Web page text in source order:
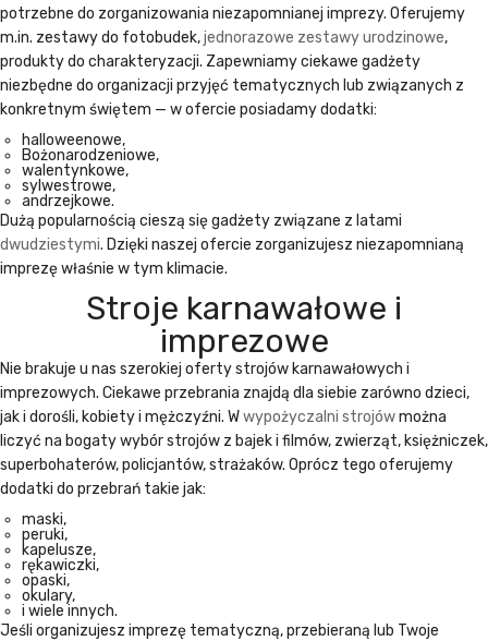
potrzebne do zorganizowania niezapomnianej imprezy. Oferujemy
m.in. zestawy do fotobudek,jednorazowe zestawy urodzinowe,
produkty do charakteryzacji. Zapewniamy ciekawe gadżety
niezbędne do organizacji przyjęć tematycznych lub związanych z
konkretnym świętem — w ofercie posiadamy dodatki:
halloweenowe,
Bożonarodzeniowe,
walentynkowe,
sylwestrowe,
andrzejkowe.
Dużą popularnością cieszą się gadżety związane z latami
dwudziestymi. Dzięki naszej ofercie zorganizujesz niezapomnianą
imprezę właśnie w tym klimacie.
Stroje karnawałowe i
imprezowe
Nie brakuje u nas szerokiej ofertystrojów karnawałowych i
imprezowych. Ciekawe przebrania znajdą dla siebie zarówno dzieci,
jak i dorośli, kobiety i mężczyźni. Wwypożyczalni strojówmożna
liczyć na bogaty wybór strojów z bajek i filmów, zwierząt, księżniczek,
superbohaterów, policjantów, strażaków. Oprócz tego oferujemy
dodatki do przebrań takie jak:
maski,
peruki,
kapelusze,
rękawiczki,
opaski,
okulary,
i wiele innych.
Jeśli organizujesz imprezę tematyczną, przebieraną lub Twoje